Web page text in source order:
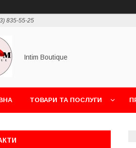
835-55-25
Intim Boutique
ТОВАРИ ТА ПОСЛУГИ